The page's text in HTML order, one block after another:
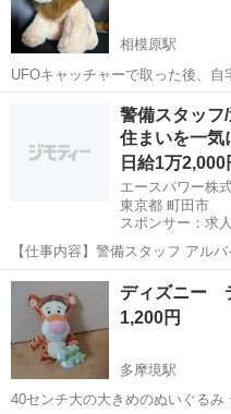
相模原駅
UFOキャッチャーで取った後、自
譲りします。 ※先着順ではなく、譲りたい方にお譲りしたいので、受
付終了まで、コメントお待ちして
町田市 相模原駅
警備スタッフ
住まいを一
日給1万2,000
エースパワー株
東京都 町田市
スポンサー：求
【仕事内容】警備スタッフ アル
ト・展示会などのイベントや、
いただきます。 経験者の方はも
中! 難しいスキルは不要! 基本的な
アルバイト・パート
ディズニー
1,200円
多摩境駅